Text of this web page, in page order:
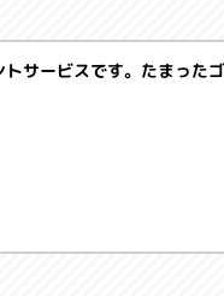
サービスです。たまったゴ